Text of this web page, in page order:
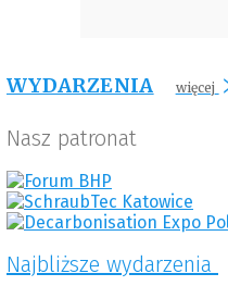
WYDARZENIA więcej
Nasz patronat
Najbliższe wydarzenia